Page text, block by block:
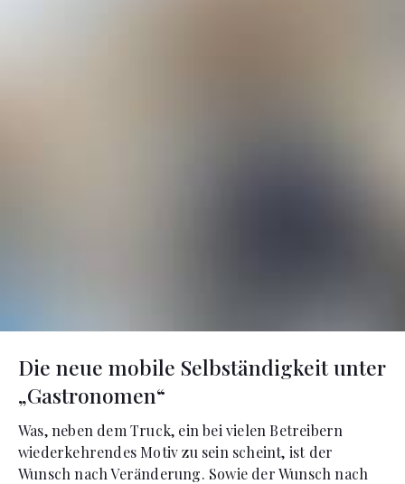
Die neue mobile Selbständigkeit unter
„Gastronomen“
Was, neben dem Truck, ein bei vielen Betreibern
wiederkehrendes Motiv zu sein scheint, ist der
Wunsch nach Veränderung. Sowie der Wunsch nach